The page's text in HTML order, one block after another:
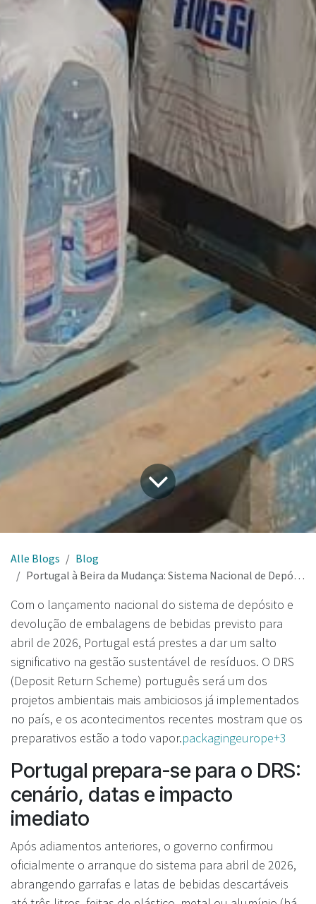
Alle Blogs
Blog
Portugal à Beira da Mudança: Sistema Nacional de Depósito e Reembolso (DRS) Chega em 2026
Com o lançamento nacional do sistema de depósito e
devolução de embalagens de bebidas previsto para
abril de 2026, Portugal está prestes a dar um salto
significativo na gestão sustentável de resíduos. O DRS
(Deposit Return Scheme) português será um dos
projetos ambientais mais ambiciosos já implementados
no país, e os acontecimentos recentes mostram que os
preparativos estão a todo vapor.packagingeurope+3
Portugal prepara-se para o DRS:
cenário, datas e impacto
imediato
Após adiamentos anteriores, o governo confirmou
oficialmente o arranque do sistema para abril de 2026,
abrangendo garrafas e latas de bebidas descartáveis